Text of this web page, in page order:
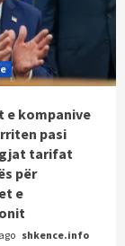
e kompanive
pasi
tarifat
për
e
shkence.info